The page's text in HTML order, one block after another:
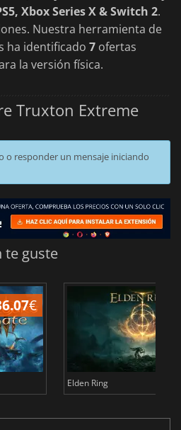
Xbox Series X & Switch 2.
Nuestra herramienta de
ha identificado 7 ofertas
la versión física.
Truxton Extreme
o responder un mensaje iniciando
te guste
€
Elden Ring